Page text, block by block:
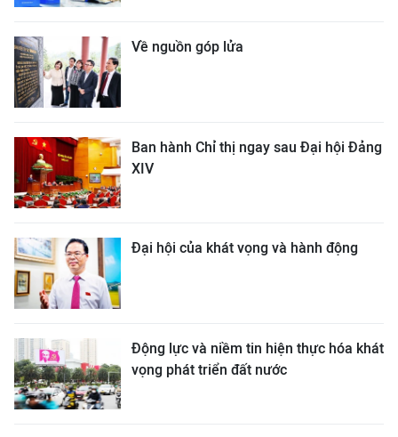
Về nguồn góp lửa
Ban hành Chỉ thị ngay sau Đại hội Đảng
XIV
Đại hội của khát vọng và hành động
Động lực và niềm tin hiện thực hóa khát
vọng phát triển đất nước